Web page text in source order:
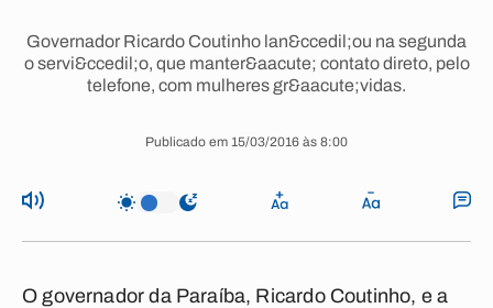
Governador Ricardo Coutinho lan&ccedil;ou na segunda
o servi&ccedil;o, que manter&aacute; contato direto, pelo
telefone, com mulheres gr&aacute;vidas.
Publicado em 15/03/2016 às 8:00
O governador da Paraíba, Ricardo Coutinho, e a